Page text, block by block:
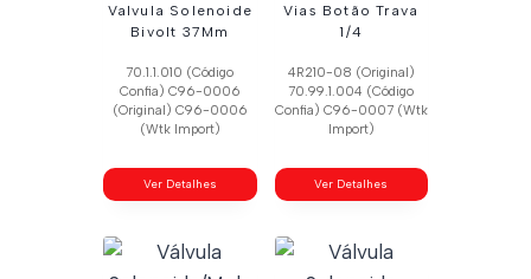
Valvula Solenoide
Bivolt 37Mm
70.1.1.010 (Código
Confia) C96-0006
(Original) C96-0006
(Wtk Import)
Ver Detalhes
Vias Botão Trava
1/4
4R210-08 (Original)
70.99.1.004 (Código
Confia) C96-0007 (Wtk
Import)
Ver Detalhes